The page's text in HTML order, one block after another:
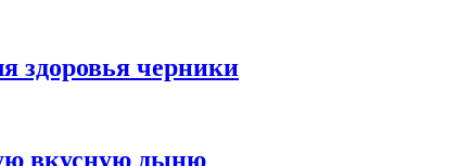
здоровья черники
вкусную дыню